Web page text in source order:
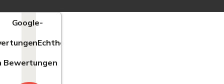
Google-
Echtheit
Bewertungen